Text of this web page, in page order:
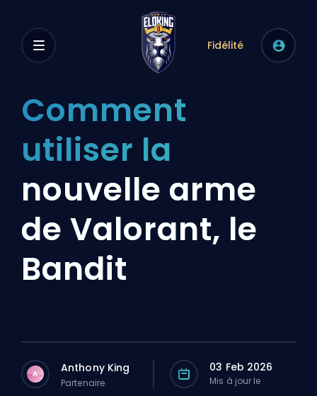
Fidélité
Comment
utiliser la
nouvelle arme
de Valorant, le
Bandit
A Anthony King
Partenaire
03 Feb 2026
Mis à jour le